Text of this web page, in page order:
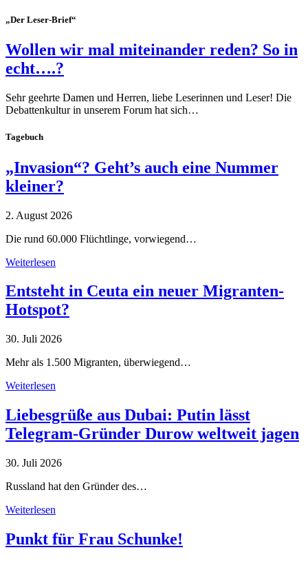
„Der Leser-Brief“
Wollen wir mal miteinander reden? So in
echt….?
Sehr geehrte Damen und Herren, liebe Leserinnen und Leser! Die
Debattenkultur in unserem Forum hat sich…
Tagebuch
„Invasion“? Geht’s auch eine Nummer
kleiner?
2. August 2026
Die rund 60.000 Flüchtlinge, vorwiegend…
Weiterlesen
Entsteht in Ceuta ein neuer Migranten-
Hotspot?
30. Juli 2026
Mehr als 1.500 Migranten, überwiegend…
Weiterlesen
Liebesgrüße aus Dubai: Putin lässt
Telegram-Gründer Durow weltweit jagen
30. Juli 2026
Russland hat den Gründer des…
Weiterlesen
Punkt für Frau Schunke!